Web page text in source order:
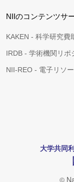
NIIのコンテンツサ
KAKEN - 科学研究費
IRDB - 学術機関リポ
NII-REO - 電子リソ
大学共同
©